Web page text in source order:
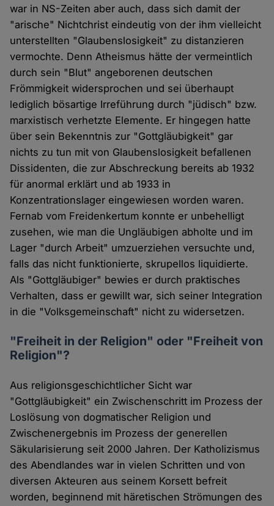
war in NS-Zeiten aber auch, dass sich damit der
"arische" Nichtchrist eindeutig von der ihm vielleicht
unterstellten "Glaubenslosigkeit" zu distanzieren
vermochte. Denn Atheismus hätte der vermeintlich
durch sein "Blut" angeborenen deutschen
Frömmigkeit widersprochen und sei überhaupt
lediglich bösartige Irreführung durch "jüdisch" bzw.
marxistisch verhetzte Elemente. Er hingegen hatte
über sein Bekenntnis zur "Gottgläubigkeit" gar
nichts zu tun mit von Glaubenslosigkeit befallenen
Dissidenten, die zur Abschreckung bereits ab 1932
für anormal erklärt und ab 1933 in
Konzentrationslager eingewiesen worden waren.
Fernab vom Freidenkertum konnte er unbehelligt
zusehen, wie man die Ungläubigen abholte und im
Lager "durch Arbeit" umzuerziehen versuchte und,
falls das nicht funktionierte, skrupellos liquidierte.
Als "Gottgläubiger" bewies er durch praktisches
Verhalten, dass er gewillt war, sich seiner Integration
in die "Volksgemeinschaft" nicht zu widersetzen.
"Freiheit in der Religion" oder "Freiheit von
Religion"?
Aus religionsgeschichtlicher Sicht war
"Gottgläubigkeit" ein Zwischenschritt im Prozess der
Loslösung von dogmatischer Religion und
Zwischenergebnis im Prozess der generellen
Säkularisierung seit 2000 Jahren. Der Katholizismus
des Abendlandes war in vielen Schritten und von
diversen Akteuren aus seinem Korsett befreit
worden, beginnend mit häretischen Strömungen des